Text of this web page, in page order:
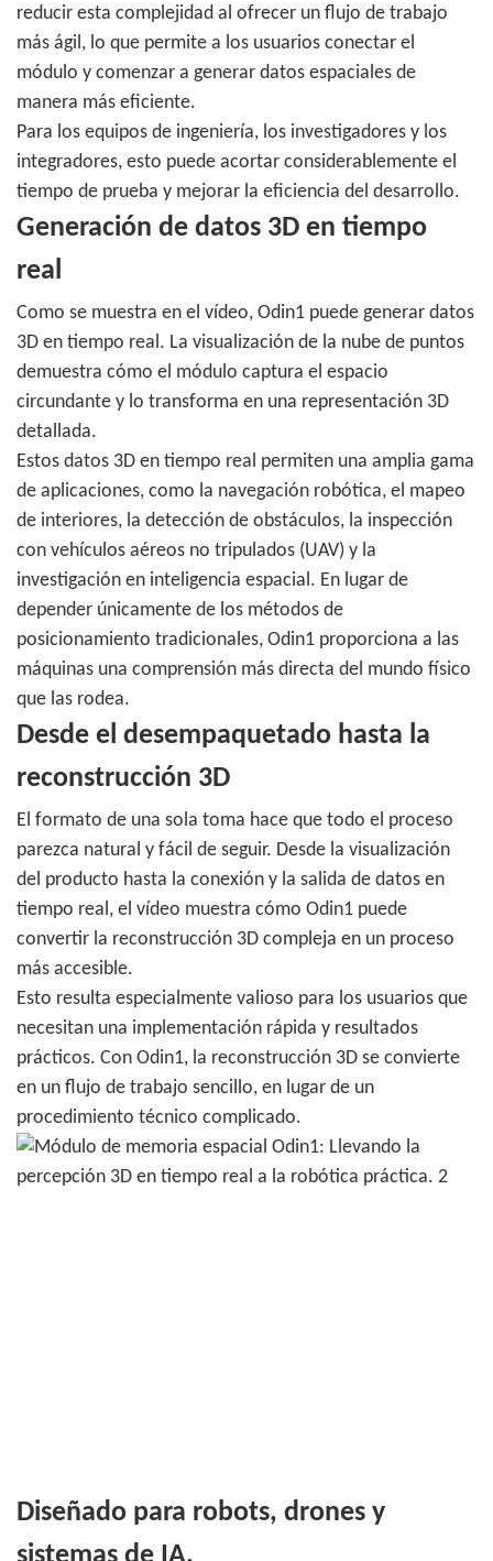
reducir esta complejidad al ofrecer un flujo de trabajo
más ágil, lo que permite a los usuarios conectar el
módulo y comenzar a generar datos espaciales de
manera más eficiente.
Para los equipos de ingeniería, los investigadores y los
integradores, esto puede acortar considerablemente el
tiempo de prueba y mejorar la eficiencia del desarrollo.
Generación de datos 3D en tiempo
real
Como se muestra en el vídeo, Odin1 puede generar datos
3D en tiempo real. La visualización de la nube de puntos
demuestra cómo el módulo captura el espacio
circundante y lo transforma en una representación 3D
detallada.
Estos datos 3D en tiempo real permiten una amplia gama
de aplicaciones, como la navegación robótica, el mapeo
de interiores, la detección de obstáculos, la inspección
con vehículos aéreos no tripulados (UAV) y la
investigación en inteligencia espacial. En lugar de
depender únicamente de los métodos de
posicionamiento tradicionales, Odin1 proporciona a las
máquinas una comprensión más directa del mundo físico
que las rodea.
Desde el desempaquetado hasta la
reconstrucción 3D
El formato de una sola toma hace que todo el proceso
parezca natural y fácil de seguir. Desde la visualización
del producto hasta la conexión y la salida de datos en
tiempo real, el vídeo muestra cómo Odin1 puede
convertir la reconstrucción 3D compleja en un proceso
más accesible.
Esto resulta especialmente valioso para los usuarios que
necesitan una implementación rápida y resultados
prácticos. Con Odin1, la reconstrucción 3D se convierte
en un flujo de trabajo sencillo, en lugar de un
procedimiento técnico complicado.
Diseñado para robots, drones y